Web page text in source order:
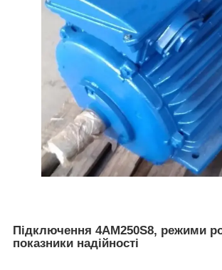
Підключення 4АМ250S8, режими
показники надійності